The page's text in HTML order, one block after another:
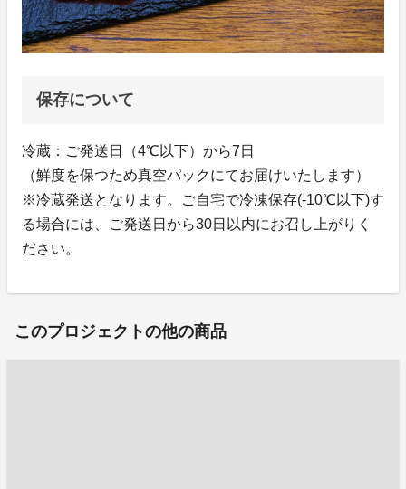
保存について
冷蔵：ご発送日（4℃以下）から7日
（鮮度を保つため真空パックにてお届けいたします）
※冷蔵発送となります。ご自宅で冷凍保存(-10℃以下)す
る場合には、ご発送日から30日以内にお召し上がりく
ださい。
このプロジェクトの他の商品